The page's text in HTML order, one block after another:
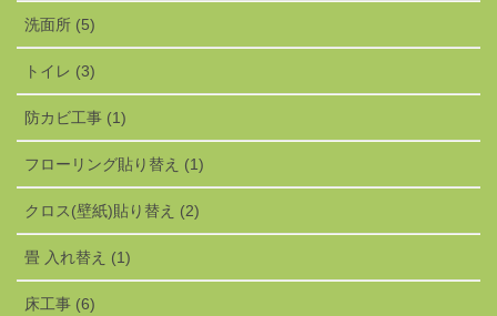
洗面所 (5)
トイレ (3)
防カビ工事 (1)
フローリング貼り替え (1)
クロス(壁紙)貼り替え (2)
畳 入れ替え (1)
床工事 (6)